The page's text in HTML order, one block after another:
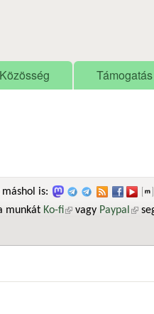
Közösség Támogatás
máshol is:
munkát Ko-fi(külső hivatkozás)
vagy Paypal